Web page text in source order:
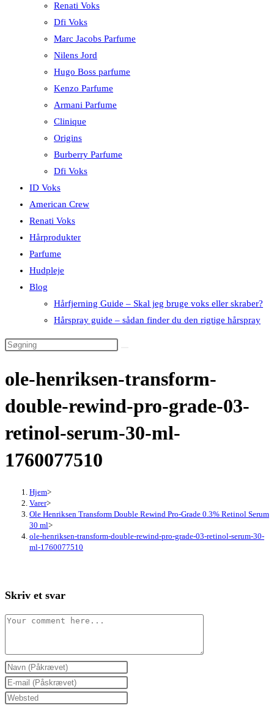
Renati Voks
Dfi Voks
Marc Jacobs Parfume
Nilens Jord
Hugo Boss parfume
Kenzo Parfume
Armani Parfume
Clinique
Origins
Burberry Parfume
Dfi Voks
ID Voks
American Crew
Renati Voks
Hårprodukter
Parfume
Hudpleje
Blog
Hårfjerning Guide – Skal jeg bruge voks eller skraber?
Hårspray guide – sådan finder du den rigtige hårspray
ole-henriksen-transform-
double-rewind-pro-grade-03-
retinol-serum-30-ml-
1760077510
Hjem>
Varer>
Ole Henriksen Transform Double Rewind Pro-Grade 0.3% Retinol Serum
30 ml>
ole-henriksen-transform-double-rewind-pro-grade-03-retinol-serum-30-
ml-1760077510
Skriv et svar
Comment
Enter
your
name
Enter
your
Enter